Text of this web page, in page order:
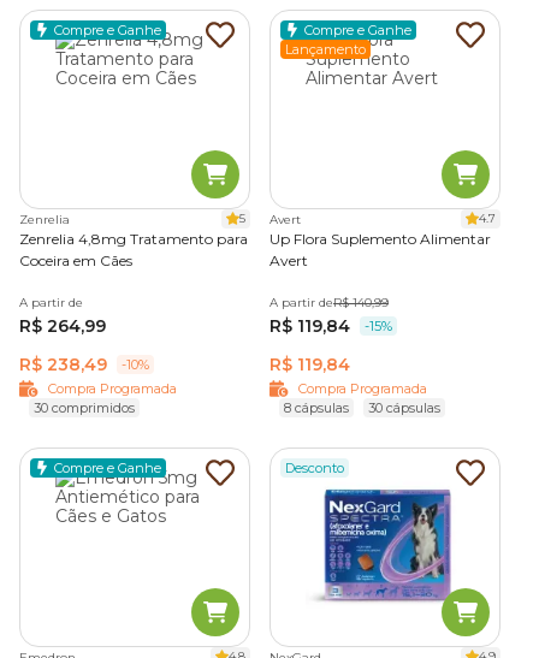
Compre e Ganhe
Zenrelia 5
Zenrelia 4,8mg Tratamento para
Coceira em Cães
A partir de
R$ 264,99
R$ 238,49
-10%
Compra Programada
30 comprimidos
Compre e Ganhe
Lançamento
Avert 4.7
Up Flora Suplemento Alimentar
Avert
A partir deR$ 140,99
R$ 119,84 -15%
R$ 119,84
Compra Programada
8 cápsulas
30 cápsulas
Compre e Ganhe Desconto